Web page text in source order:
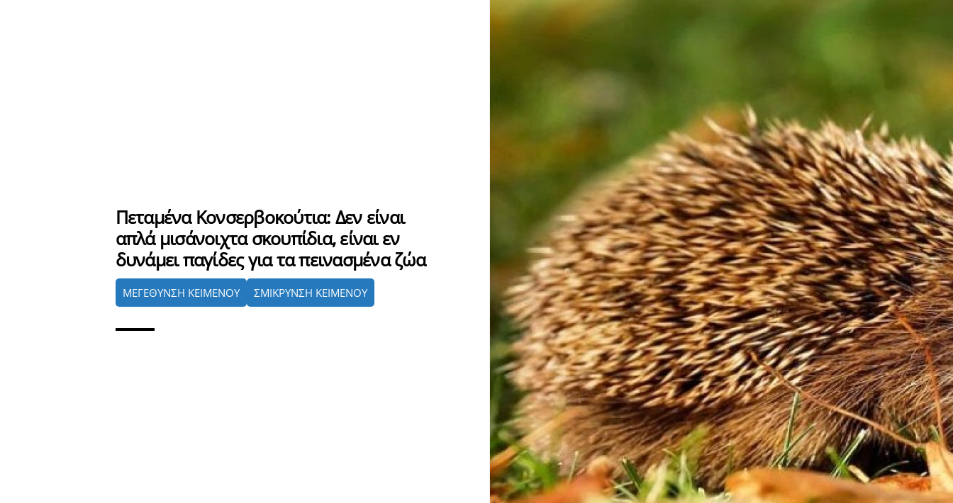
Πεταμένα Κονσερβοκούτια: Δεν είναι
απλά μισάνοιχτα σκουπίδια, είναι εν
δυνάμει παγίδες για τα πεινασμένα ζώα
ΜΕΓΕΘΥΝΣΗ ΚΕΙΜΕΝΟΥ ΣΜΙΚΡΥΝΣΗ ΚΕΙΜΕΝΟΥ